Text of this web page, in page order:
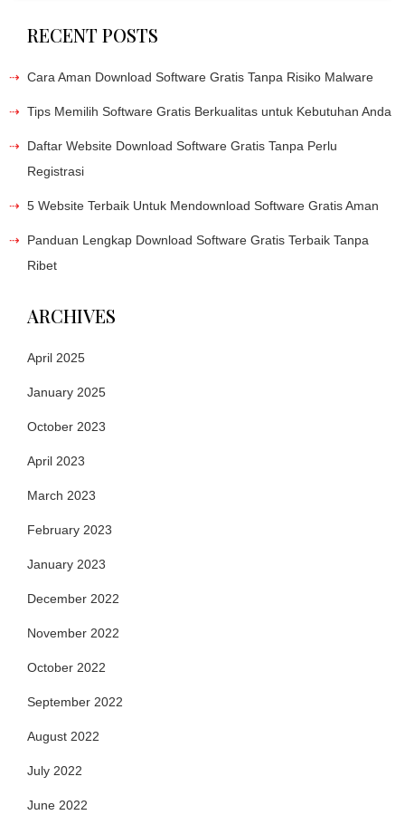
RECENT POSTS
Cara Aman Download Software Gratis Tanpa Risiko Malware
Tips Memilih Software Gratis Berkualitas untuk Kebutuhan Anda
Daftar Website Download Software Gratis Tanpa Perlu
Registrasi
5 Website Terbaik Untuk Mendownload Software Gratis Aman
Panduan Lengkap Download Software Gratis Terbaik Tanpa
Ribet
ARCHIVES
April 2025
January 2025
October 2023
April 2023
March 2023
February 2023
January 2023
December 2022
November 2022
October 2022
September 2022
August 2022
July 2022
June 2022